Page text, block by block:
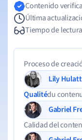
Contenido
Última
Tiempo de
Proceso de
Lily Hulatt
Qualitédu
Gabriel
Calidad del